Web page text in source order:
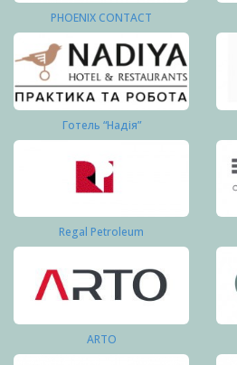
PHOENIX CONTACT
Готель “Надія”
Regal Petroleum
ARTO